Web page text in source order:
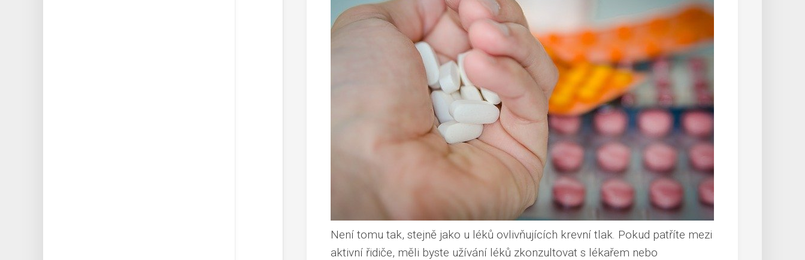
Není tomu tak, stejně jako u léků ovlivňujících krevní tlak. Pokud patříte mezi
aktivní řidiče, měli byste užívání léků zkonzultovat s lékařem nebo